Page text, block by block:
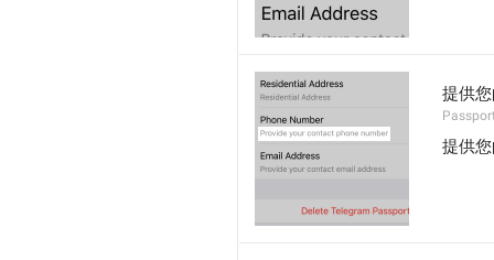
提供
提供